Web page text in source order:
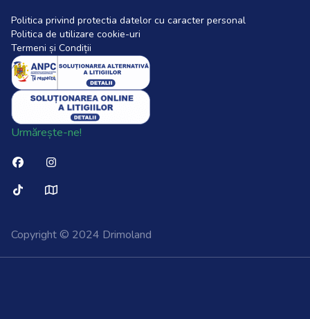
Politica privind protectia datelor cu caracter personal
Politica de utilizare cookie-uri
Termeni și Condiții
Urmărește-ne!
Copyright © 2024 Drimoland